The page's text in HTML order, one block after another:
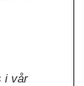
i vår